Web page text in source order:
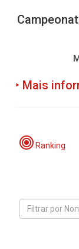
‣ Mais
Período de
Ranking